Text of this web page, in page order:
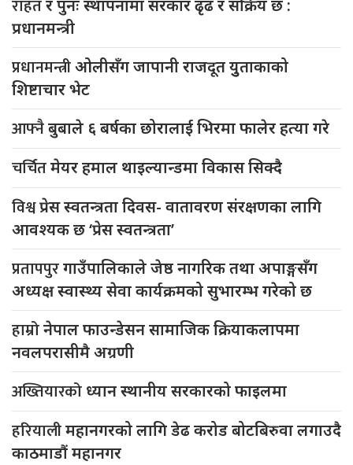
राहतर पुनः स्थापनामा सरकार ढृढ र सक्रिय छ :
प्रधानमन्त्री
प्रधानमन्त्रीओलीसँग जापानी राजदूत युुताकाको
शिष्टाचार भेट
आफ्नैबुबाले ६ बर्षका छोरालाई भिरमा फालेर हत्या गरे
चर्चितमेयर हमाल थाइल्यान्डमा विकास सिक्दै
विश्वप्रेस स्वतन्त्रता दिवस- वातावरण संरक्षणका लागि
आवश्यक छ ‘प्रेस स्वतन्त्रता’
प्रतापपुरगाउँपालिकाले जेष्ठ नागरिक तथा अपाङ्गसँग
अध्यक्ष स्वास्थ्य सेवा कार्यक्रमको सुभारम्भ गरेको छ
हाम्रोनेपाल फाउन्डेसन सामाजिक क्रियाकलापमा
नवलपरासीमै अग्रणी
अख्तियारको ध्यान स्थानीय सरकारको फाइलमा
हरियालीमहानगरको लागि डेढ करोड बोटबिरुवा लगाउदै
काठमाडौं महानगर